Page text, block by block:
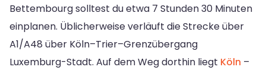
Bettembourg solltest du etwa 7 Stunden 30 Minuten
einplanen. Üblicherweise verläuft die Strecke über
A1/A48 über Köln–Trier–Grenzübergang
Luxemburg-Stadt. Auf dem Weg dorthin liegt Köln –